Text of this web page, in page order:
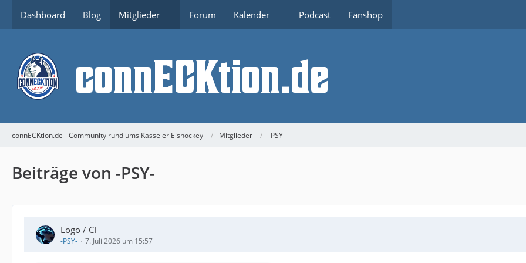
Dashboard Blog Mitglieder Forum Kalender Podcast Fanshop
connECKtion.de - Community rund ums Kasseler Eishockey Mitglieder -PSY-
Beiträge von -PSY-
Logo / CI
-PSY- 7. Juli 2026 um 15:57